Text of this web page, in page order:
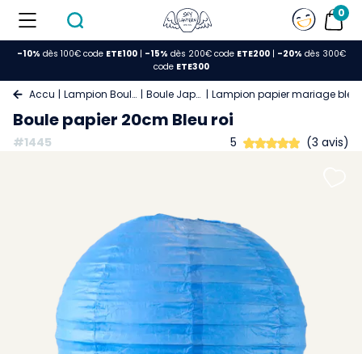
0
-10% dès 100€ code ETE100| -15% dès 200€ code ETE200| -20% dès 300€
code ETE300
Accueil Lampion Boule Papier Boule Japonaise Lampion papier mariage bleu
Boule papier 20cm Bleu roi
#1445 5 (3 avis)